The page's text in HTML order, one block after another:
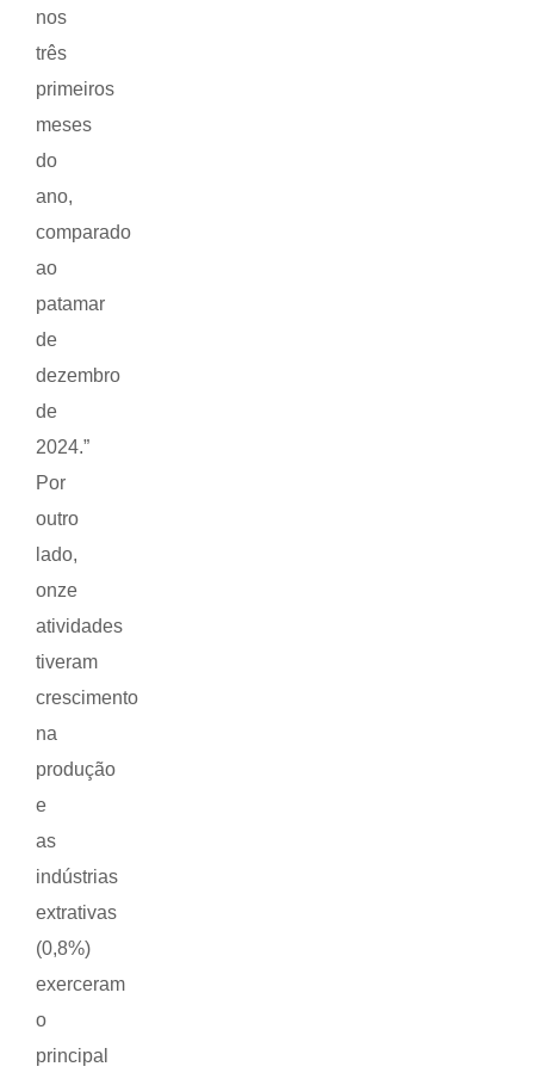
nos
três
primeiros
meses
do
ano,
comparado
ao
patamar
de
dezembro
de
2024.”
Por
outro
lado,
onze
atividades
tiveram
crescimento
na
produção
e
as
indústrias
extrativas
(0,8%)
exerceram
o
principal